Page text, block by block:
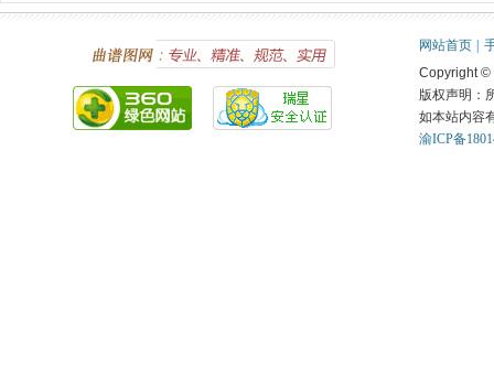
网站首页
Copyright ©
版权声明：
如本站内容
渝ICP备